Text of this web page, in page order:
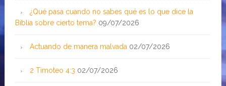
¿Qué pasa cuando no sabes qué es lo que dice la
Biblia sobre cierto tema? 09/07/2026
Actuando de manera malvada 02/07/2026
2 Timoteo 4:3 02/07/2026